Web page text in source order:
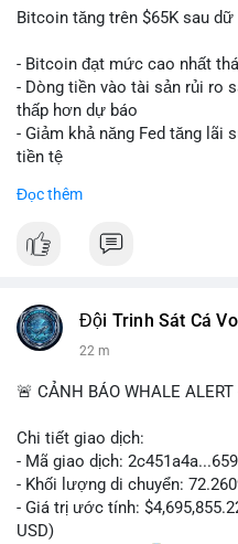
Bitcoin tăng trên $65K sau
- Bitcoin đạt mức cao nhất
- Dòng tiền vào tài sản rủi ro
thấp hơn dự báo
- Giảm khả năng Fed tăng lãi
tiền tệ
📰 Nguồn: Cointelegraph
Đọc thêm
Đội Trinh Sát Cá
22 m
🚨 CẢNH BÁO WHALE
Chi tiết giao dịch:
- Mã giao dịch:
- Khối lượng di chuyển:
- Giá trị ước tính:
USD)